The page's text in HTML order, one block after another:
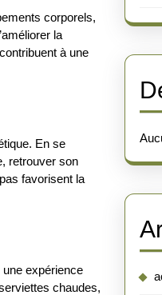
corporels,
la
à une
En se
retrouver son
favorisent la
expérience
chaudes,